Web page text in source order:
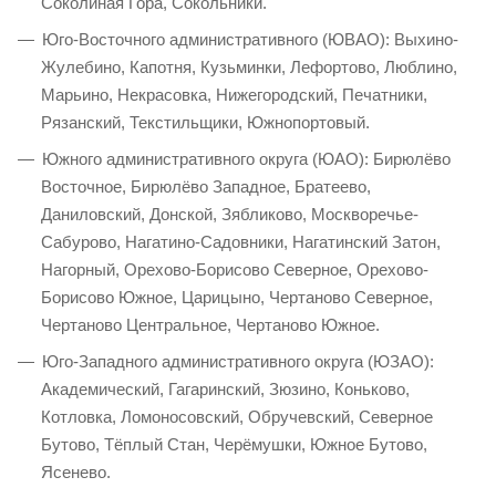
Юго-Восточного административного (ЮВАО): Выхино-
Жулебино, Капотня, Кузьминки, Лефортово, Люблино,
Марьино, Некрасовка, Нижегородский, Печатники,
Рязанский, Текстильщики, Южнопортовый.
Южного административного округа (ЮАО): Бирюлёво
Восточное, Бирюлёво Западное, Братеево,
Даниловский, Донской, Зябликово, Москворечье-
Сабурово, Нагатино-Садовники, Нагатинский Затон,
Нагорный, Орехово-Борисово Северное, Орехово-
Борисово Южное, Царицыно, Чертаново Северное,
Чертаново Центральное, Чертаново Южное.
Юго-Западного административного округа (ЮЗАО):
Академический, Гагаринский, Зюзино, Коньково,
Котловка, Ломоносовский, Обручевский, Северное
Бутово, Тёплый Стан, Черёмушки, Южное Бутово,
Ясенево.